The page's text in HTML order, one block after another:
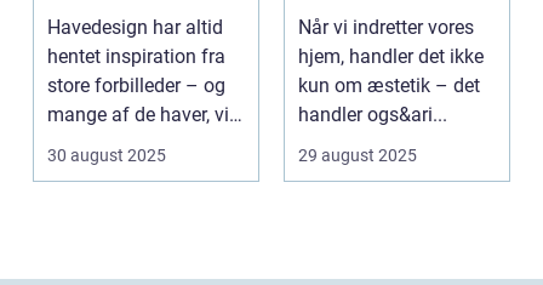
Havedesign har altid
hentet inspiration fra
store forbilleder – og
mange af de haver, vi
kende...
30 august 2025
boligindretning
Når vi indretter vores
hjem, handler det ikke
kun om æstetik – det
handler ogs&ari...
29 august 2025